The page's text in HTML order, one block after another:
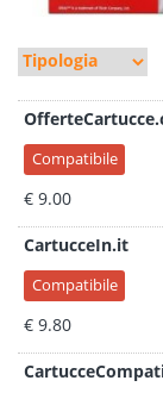
Compatibile
€ 9.00
CartucceIn.it
Compatibile
€ 9.80